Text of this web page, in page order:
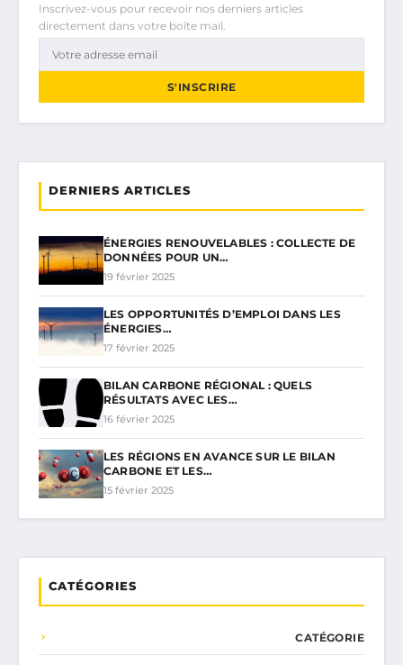
Inscrivez-vous pour recevoir nos derniers articles
directement dans votre boîte mail.
S'INSCRIRE
DERNIERS ARTICLES
ÉNERGIES RENOUVELABLES : COLLECTE DE
DONNÉES POUR UN…
19 février 2025
LES OPPORTUNITÉS D’EMPLOI DANS LES
ÉNERGIES…
17 février 2025
BILAN CARBONE RÉGIONAL : QUELS
RÉSULTATS AVEC LES…
16 février 2025
LES RÉGIONS EN AVANCE SUR LE BILAN
CARBONE ET LES…
15 février 2025
CATÉGORIES
CATÉGORIE